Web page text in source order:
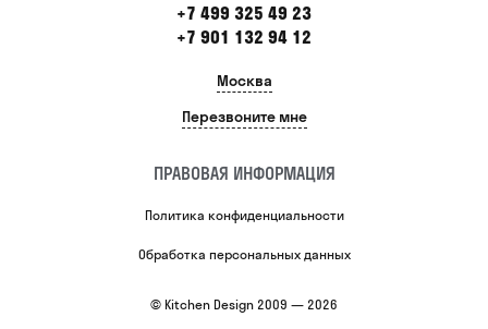
+7 499 325 49 23
+7 901 132 94 12
Москва
Перезвоните мне
ПРАВОВАЯ ИНФОРМАЦИЯ
Политика конфиденциальности
Обработка персональных данных
© Kitchen Design 2009 — 2026